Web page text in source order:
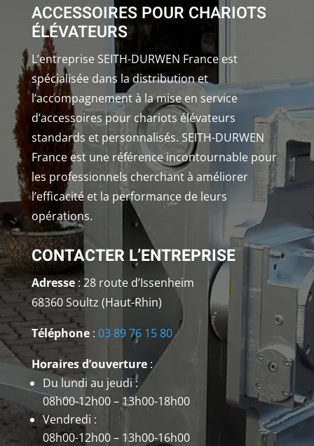
ACCESSOIRES POUR CHARIOTS
ÉLÉVATEURS
L’entreprise SEITH-DURWEN France est
spécialisée dans la distribution et
l’accompagnement à la mise en service
d’accessoires pour chariots élévateurs
standards et personnalisés. SEITH-DURWEN
France est une référence incontournable pour
les professionnels cherchant à améliorer
l’efficacité et la performance de leurs
opérations.
CONTACTER L’ENTREPRISE
Adresse: 28 route d’Issenheim
68360 Soultz (Haut-Rhin)
Téléphone: 03 89 76 15 80
Horaires d’ouverture:
Du lundi au jeudi :
08h00-12h00 – 13h00-18h00
Vendredi :
08h00-12h00 – 13h00-16h00